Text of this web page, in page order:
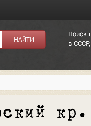
Поиск
в
кр.